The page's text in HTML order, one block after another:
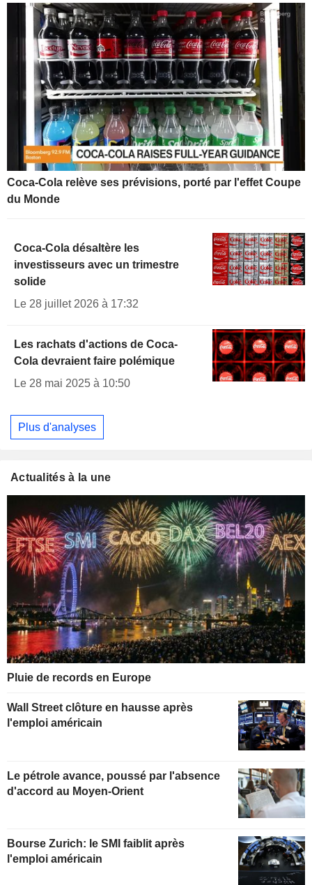
Coca-Cola relève ses prévisions, porté par l'effet Coupe
du Monde
Coca-Cola désaltère les
investisseurs avec un trimestre
solide
Le 28 juillet 2026 à 17:32
Les rachats d'actions de Coca-
Cola devraient faire polémique
Le 28 mai 2025 à 10:50
Plus d'analyses
Actualités à la une
Pluie de records en Europe
Wall Street clôture en hausse après
l'emploi américain
Le pétrole avance, poussé par l'absence
d'accord au Moyen-Orient
Bourse Zurich: le SMI faiblit après
l'emploi américain